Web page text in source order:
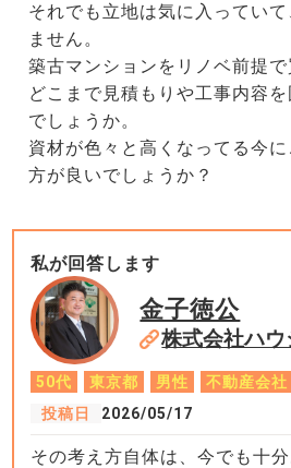
それでも立地は気に入ってい
ません。
築古マンションをリノベ前提
どこまで見積もりや工事内容
でしょうか。
資材が色々と高くなってる今
方が良いでしょうか？
私が回答します
金子徳公
株式会社ハ
50代 東京都 男性
不動産会社
投稿日
2026/05/17
その考え方自体は、今でも十分